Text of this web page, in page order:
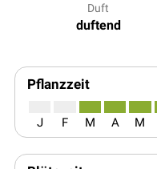
Duft
duftend
Pflanzzeit
J F M A M